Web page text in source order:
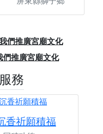
們推廣宮廟文化
務
香祈願積福